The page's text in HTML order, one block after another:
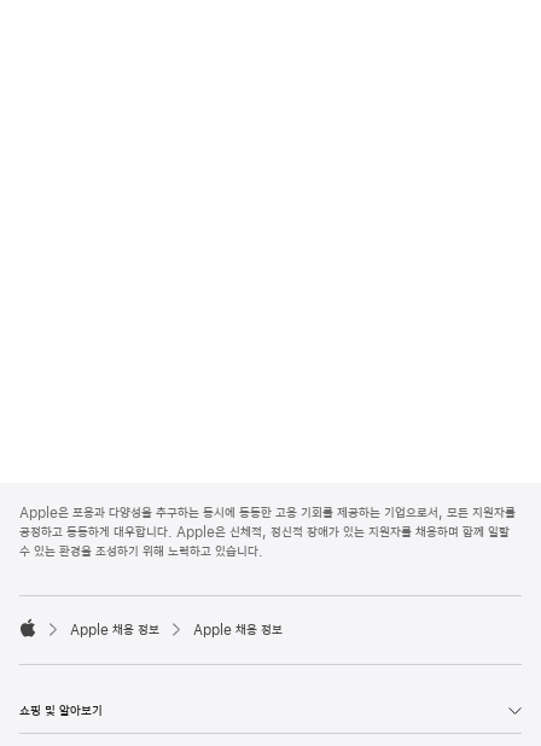
p
p
l
o
e
Apple은 포용과 다양성을 추구하는 동시에 동등한 고용 기회를 제공하는 기업으로서, 모든 지원자를
공정하고 동등하게 대우합니다. Apple은 신체적, 정신적 장애가 있는 지원자를 채용하며 함께 일할
수 있는 환경을 조성하기 위해 노력하고 있습니다.

p
l
Apple 채용 정보 Apple 채용 정보
쇼핑 및 알아보기